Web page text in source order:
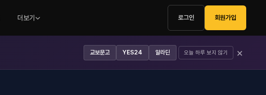
더보기 로그인 회원가입
교보문고 YES24 알라딘 오늘 하루 보지 않기 ×